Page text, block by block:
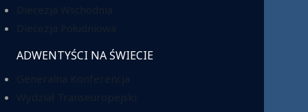
ADWENTYŚCI NA ŚWIECIE